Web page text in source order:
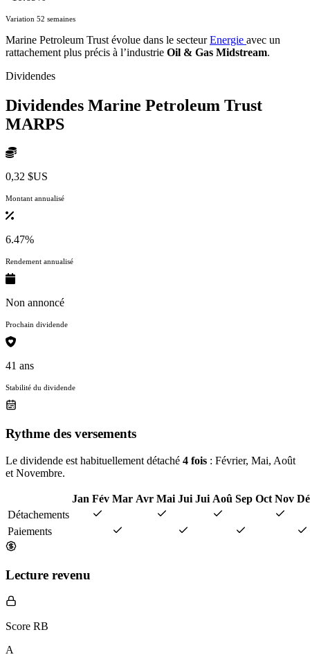
Variation 52 semaines
Marine Petroleum Trust évolue dans le secteurEnergie avec un
rattachement plus précis à l’industrie Oil & Gas Midstream.
Dividendes
Dividendes Marine Petroleum Trust
MARPS
0,32 $US
Montant annualisé
6.47%
Rendement annualisé
Non annoncé
Prochain dividende
41 ans
Stabilité du dividende
Rythme des versements
Le dividende est habituellement détaché 4 fois : Février, Mai, Août
et Novembre.
Jan Fév Mar Avr Mai Jui Jui Aoû Sep Oct Nov
Détachements
Paiements
Lecture revenu
Score RB
A